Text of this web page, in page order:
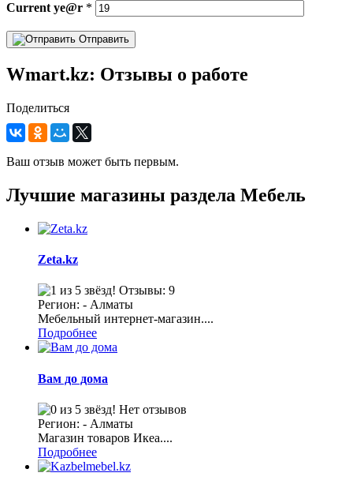
Current ye@r *
Отправить
Wmart.kz: Отзывы о работе
Поделиться
Ваш отзыв может быть первым.
Лучшие магазины раздела Мебель
Zeta.kz
Отзывы: 9
Регион: - Алматы
Мебельный интернет-магазин....
Подробнее
Вам до дома
Нет отзывов
Регион: - Алматы
Магазин товаров Икеа....
Подробнее